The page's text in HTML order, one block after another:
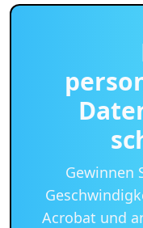
Gewinnen
Acrobat und